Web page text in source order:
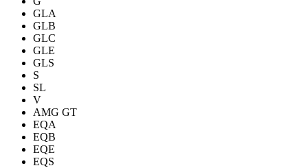
GLA
GLB
GLC
GLE
GLS
S
SL
V
AMG GT
EQA
EQB
EQE
EQS